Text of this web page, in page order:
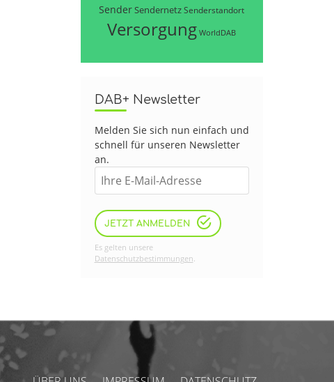
SenderSendernetzSenderstandort
Versorgung WorldDAB
DAB+ Newsletter
Melden Sie sich nun einfach und
schnell für unseren Newsletter
an.
JETZT ANMELDEN
Es gelten unsere
Datenschutzbestimmungen.